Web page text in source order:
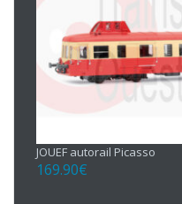
JOUEF autorail Picasso
169.90€